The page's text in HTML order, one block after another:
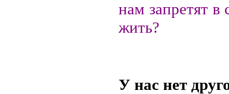
нам запретят в
жить?
У нас нет